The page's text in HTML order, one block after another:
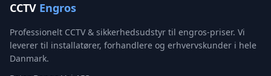
CCTV Engros
Professionelt CCTV & sikkerhedsudstyr til engros-priser. Vi
leverer til installatører, forhandlere og erhvervskunder i hele
Danmark.